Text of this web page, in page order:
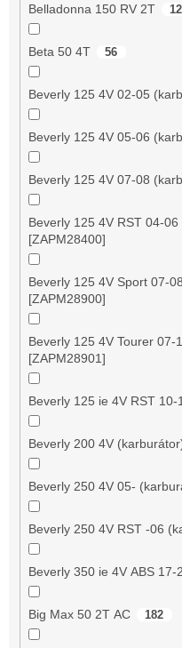
Belladonna 150 RV 2T
Beta 50 4T 56
Beverly 125 4V 02-05
Beverly 125 4V 05-06
Beverly 125 4V 07-08
Beverly 125 4V RST 04-
[ZAPM28400]
Beverly 125 4V Sport 07-
[ZAPM28900]
Beverly 125 4V Tourer 07-
[ZAPM28901]
Beverly 125 ie 4V RST 10-
Beverly 200 4V
Beverly 250 4V 05-
Beverly 250 4V RST -06
Beverly 350 ie 4V ABS 17-
Big Max 50 2T AC 182